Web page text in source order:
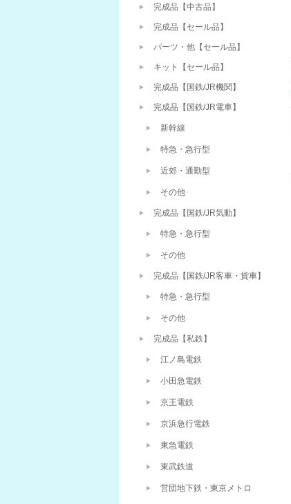
完成品【中古品】
完成品【セール品】
パーツ・他【セール品】
キット【セール品】
完成品【国鉄/JR機関】
完成品【国鉄/JR電車】
新幹線
特急・急行型
近郊・通勤型
その他
完成品【国鉄/JR気動】
特急・急行型
その他
完成品【国鉄/JR客車・貨車】
特急・急行型
その他
完成品【私鉄】
江ノ島電鉄
小田急電鉄
京王電鉄
京浜急行電鉄
東急電鉄
東武鉄道
営団地下鉄・東京メトロ